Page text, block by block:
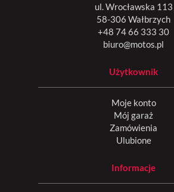
ul. Wrocławska 113
58-306 Wałbrzych
+48 74 66 333 30
biuro@motos.pl
Użytkownik
Moje konto
Mój garaż
Zamówienia
Ulubione
Informacje